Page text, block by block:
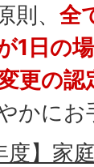
、 全
が1日の
更の認
かに
度】家